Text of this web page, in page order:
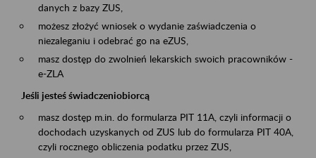
danych z bazy ZUS,
możesz złożyć wniosek o wydanie zaświadczenia o
niezaleganiu i odebrać go na eZUS,
masz dostęp do zwolnień lekarskich swoich pracowników -
e-ZLA
Jeśli jesteś świadczeniobiorcą
masz dostęp m.in. do formularza PIT 11A, czyli informacji o
dochodach uzyskanych od ZUS lub do formularza PIT 40A,
czyli rocznego obliczenia podatku przez ZUS,